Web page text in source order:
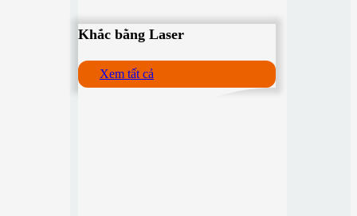
Khắc bằng Laser
Xem tất cả